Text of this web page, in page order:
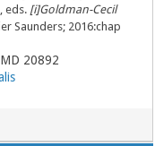
eds. [i]Goldman-Cecil
Saunders; 2016:chap
20892